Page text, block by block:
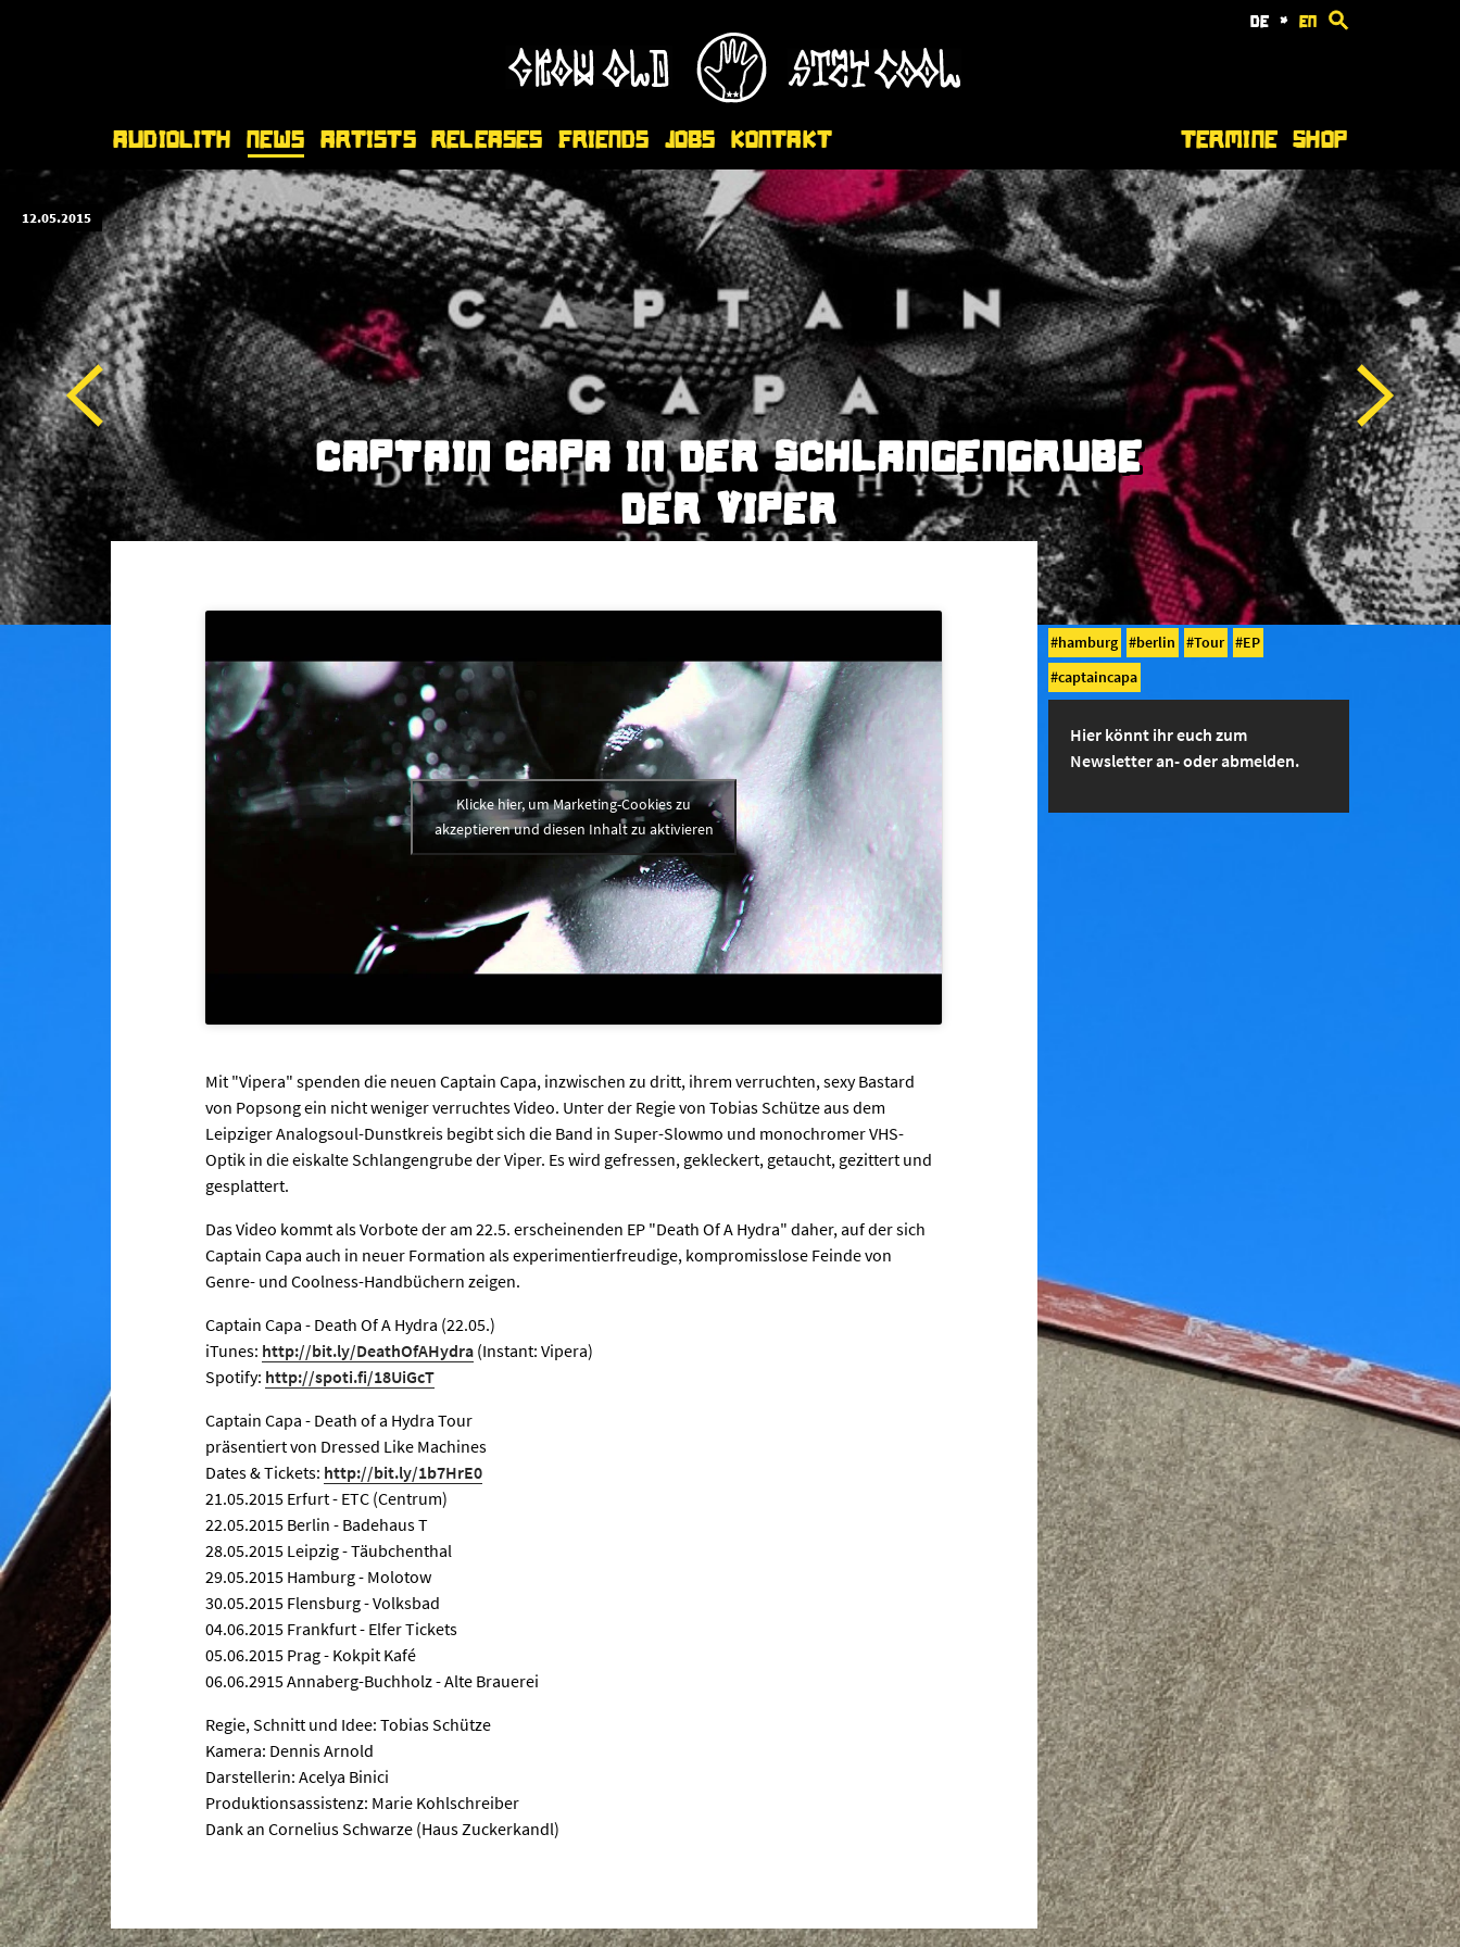
de * en
Audiolith News Artists Releases Friends Jobs Kontakt Termine Shop
12.05.2015
CAPTAIN CAPA IN DER SCHLANGENGRUBE
DER VIPER
Klicke hier, um Marketing-Cookies zu
akzeptieren und diesen Inhalt zu aktivieren
Mit "Vipera" spenden die neuen Captain Capa, inzwischen zu dritt, ihrem verruchten, sexy Bastard
von Popsong ein nicht weniger verruchtes Video. Unter der Regie von Tobias Schütze aus dem
Leipziger Analogsoul-Dunstkreis begibt sich die Band in Super-Slowmo und monochromer VHS-
Optik in die eiskalte Schlangengrube der Viper. Es wird gefressen, gekleckert, getaucht, gezittert und
gesplattert.
Das Video kommt als Vorbote der am 22.5. erscheinenden EP "Death Of A Hydra" daher, auf der sich
Captain Capa auch in neuer Formation als experimentierfreudige, kompromisslose Feinde von
Genre- und Coolness-Handbüchern zeigen.
Captain Capa - Death Of A Hydra (22.05.)
iTunes: http://bit.ly/DeathOfAHydra (Instant: Vipera)
Spotify: http://spoti.fi/18UiGcT
Captain Capa - Death of a Hydra Tour
präsentiert von Dressed Like Machines
Dates & Tickets: http://bit.ly/1b7HrE0
21.05.2015 Erfurt - ETC (Centrum)
22.05.2015 Berlin - Badehaus T
28.05.2015 Leipzig - Täubchenthal
29.05.2015 Hamburg - Molotow
30.05.2015 Flensburg - Volksbad
04.06.2015 Frankfurt - Elfer Tickets
05.06.2015 Prag - Kokpit Kafé
06.06.2915 Annaberg-Buchholz - Alte Brauerei
Regie, Schnitt und Idee: Tobias Schütze
Kamera: Dennis Arnold
Darstellerin: Acelya Binici
Produktionsassistenz: Marie Kohlschreiber
Dank an Cornelius Schwarze (Haus Zuckerkandl)
hamburg berlin Tour
EP
captaincapa
Hier könnt ihr euch zum
Newsletter an- oder abmelden.